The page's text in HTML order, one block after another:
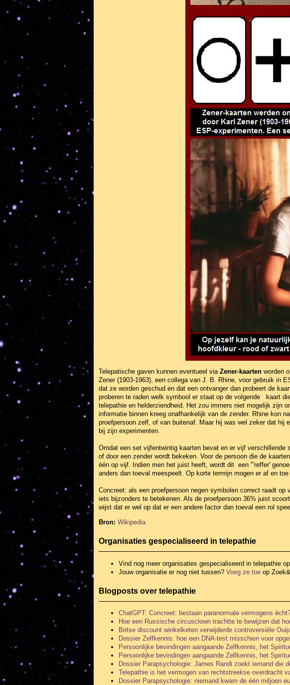
Telepatische gaven kunnen eventueel via Zener-kaarten worden
Zener (1903-1963), een collega van J. B. Rhine, voor gebruik in
dat ze worden geschud en dat een ontvanger dan probeert de
proberen te raden welk symbool er staat op de volgende kaart
telepathie en helderziendheid. Het zou immers niet mogelijk zijn
informatie binnen kreeg onafhankelijk van de zender. Rhine kon
proefpersoon zelf, of van buitenaf. Maar hij was wel zeker dat hij
bij zijn experimenten.
Omdat een set vijfentwintig kaarten bevat en er vijf
of door een zender wordt bekeken. Voor de persoon die de
één op vijf. Indien men het juist heeft, wordt dit een "'reffer'
anders dan toeval meespeelt. Op korte termijn mogen er af en
Concreet: als een proefpersoon negen symbolen correct raadt
iets bijzonders te betekenen. Als de proefpersoon 36% juist
wijst dat er wel op dat er een andere factor dan toeval een rol
Bron: Wikipedia
Organisaties gespecialiseerd in telepathie
Vind nog meer organisaties gespecialiseerd in telepathie op
Jouw organisatie er nog niet tussen? Voeg ze toe op
Blogposts over telepathie
ChatGPT: Concreet: bestaan paranormale vermogens
Hoe een Russische circusclown trachtte te bewijzen dat
Britse discount winkelketen verwijderde controversiële
Dossier Zelfkennis: hoe een DNA-test misschien voor
Persoonlijke bevindingen aangaande Zelfkennis, het
Persoonlijke bevindingen aangaande Zelfkennis, het
Dossier Parapsychologie: James Randi zoekt iemand die
Telepathie is het vermogen van rechtstreekse overdracht
Dossier Parapsychologie: niemand kwam de één miljoen